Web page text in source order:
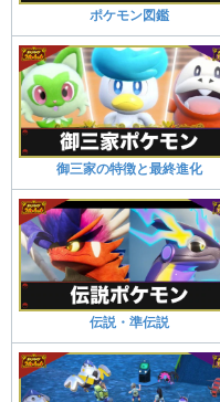
ポケモン図鑑
御三家の特徴と最終進化
伝説・準伝説